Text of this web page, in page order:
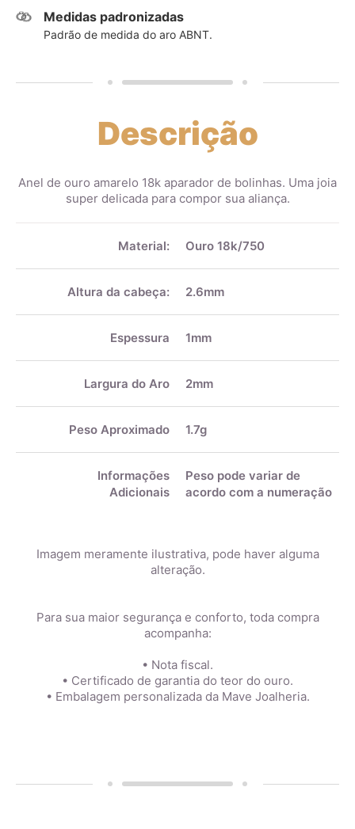
Medidas padronizadas
Padrão de medida do aro ABNT.
Descrição
Anel de ouro amarelo 18k aparador de bolinhas. Uma joia
super delicada para compor sua aliança.
Material: Ouro 18k/750
Altura da cabeça: 2.6mm
Espessura 1mm
Largura do Aro 2mm
Peso Aproximado 1.7g
Informações
Adicionais
Peso pode variar de
acordo com a numeração
Imagem meramente ilustrativa, pode haver alguma
alteração.
Para sua maior segurança e conforto, toda compra
acompanha:
• Nota fiscal.
• Certificado de garantia do teor do ouro.
• Embalagem personalizada da Mave Joalheria.